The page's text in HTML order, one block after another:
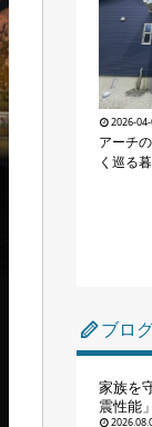
2026-
アーチ
く巡る
ブロ
家族を
震性能」